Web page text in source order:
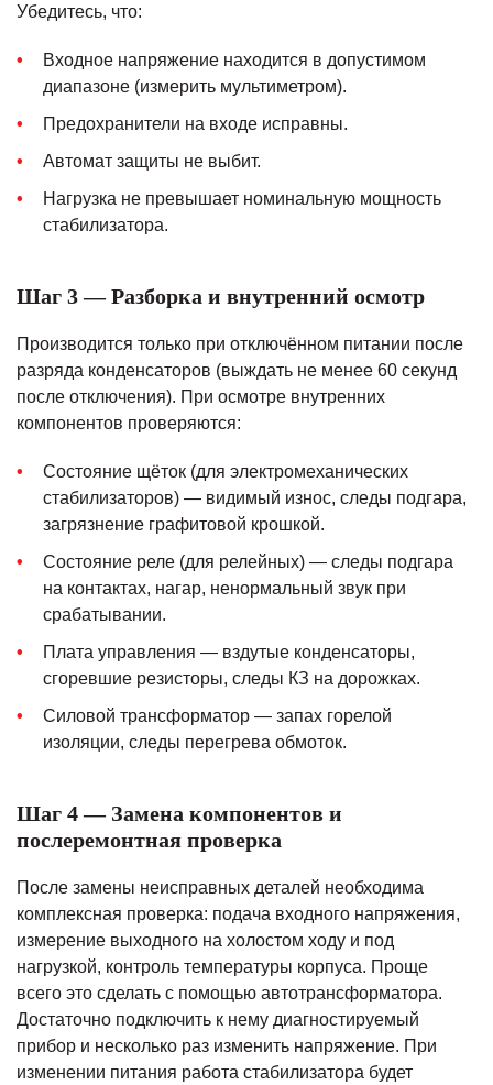
Убедитесь, что:
Входное напряжение находится в допустимом
диапазоне (измерить мультиметром).
Предохранители на входе исправны.
Автомат защиты не выбит.
Нагрузка не превышает номинальную мощность
стабилизатора.
Шаг 3 — Разборка и внутренний осмотр
Производится только при отключённом питании после
разряда конденсаторов (выждать не менее 60 секунд
после отключения). При осмотре внутренних
компонентов проверяются:
Состояние щёток (для электромеханических
стабилизаторов) — видимый износ, следы подгара,
загрязнение графитовой крошкой.
Состояние реле (для релейных) — следы подгара
на контактах, нагар, ненормальный звук при
срабатывании.
Плата управления — вздутые конденсаторы,
сгоревшие резисторы, следы КЗ на дорожках.
Силовой трансформатор — запах горелой
изоляции, следы перегрева обмоток.
Шаг 4 — Замена компонентов и
послеремонтная проверка
После замены неисправных деталей необходима
комплексная проверка: подача входного напряжения,
измерение выходного на холостом ходу и под
нагрузкой, контроль температуры корпуса. Проще
всего это сделать с помощью автотрансформатора.
Достаточно подключить к нему диагностируемый
прибор и несколько раз изменить напряжение. При
изменении питания работа стабилизатора будет